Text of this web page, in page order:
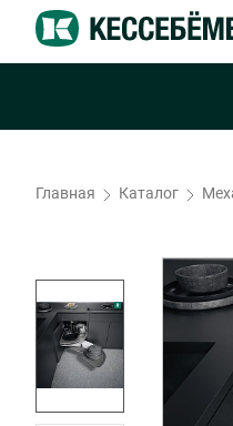
Главная Каталог